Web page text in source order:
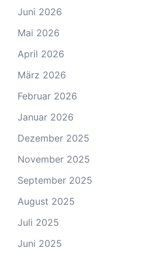
Juni 2026
Mai 2026
April 2026
März 2026
Februar 2026
Januar 2026
Dezember 2025
November 2025
September 2025
August 2025
Juli 2025
Juni 2025